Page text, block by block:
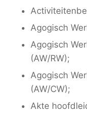
Agogisch
Agogisch
(AW/RW);
Agogisch
(AW/CW);
Akte